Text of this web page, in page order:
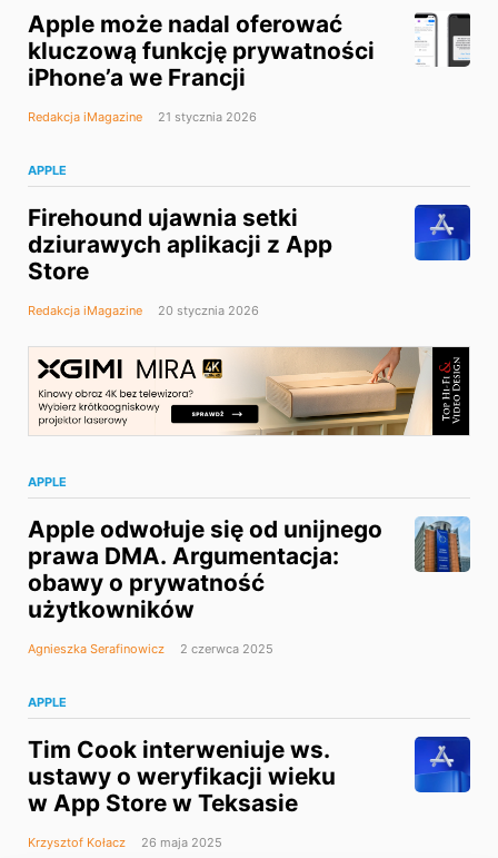
Apple może nadal oferować
kluczową funkcję prywatności
iPhone’a we Francji
Redakcja iMagazine 21 stycznia 2026
APPLE
Firehound ujawnia setki
dziurawych aplikacji z App
Store
Redakcja iMagazine 20 stycznia 2026
APPLE
Apple odwołuje się od unijnego
prawa DMA. Argumentacja:
obawy o prywatność
użytkowników
Agnieszka Serafinowicz 2 czerwca 2025
APPLE
Tim Cook interweniuje ws.
ustawy o weryfikacji wieku
w App Store w Teksasie
Krzysztof Kołacz 26 maja 2025